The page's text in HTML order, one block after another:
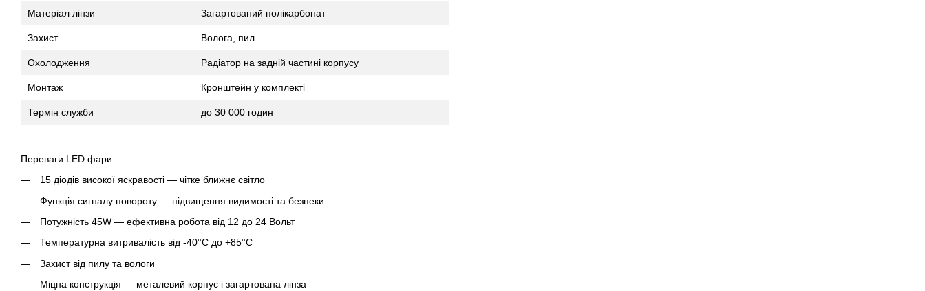
Матеріал лінзи Загартований полікарбонат
Захист Волога, пил
Охолодження Радіатор на задній частині корпусу
Монтаж Кронштейн у комплекті
Термін служби до 30 000 годин
Переваги LED фари:
15 діодів високої яскравості — чітке ближнє світло
Функція сигналу повороту — підвищення видимості та безпеки
Потужність 45W — ефективна робота від 12 до 24 Вольт
Температурна витривалість від -40°C до +85°C
Захист від пилу та вологи
Міцна конструкція — металевий корпус і загартована лінза